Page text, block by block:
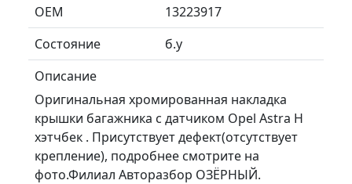
ОЕМ
13223917
Состояние
б.у
Описание
Оригинальная хромированная накладка
крышки багажника с датчиком Opel Astra H
хэтчбек . Присутствует дефект(отсутствует
крепление), подробнее смотрите на
фото.Филиал Авторазбор ОЗЁРНЫЙ.